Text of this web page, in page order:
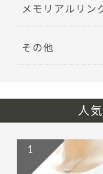
メモリアルリン
その他
人
1